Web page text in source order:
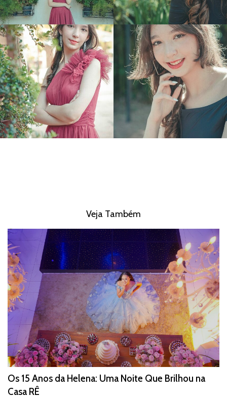
Veja Também
Os 15 Anos da Helena: Uma Noite Que Brilhou na
Casa RÊ